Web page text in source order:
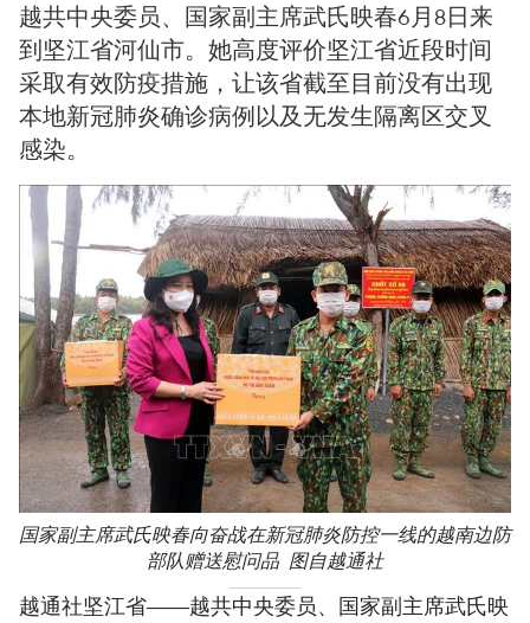
越共中央委员、国家副主席武氏映春6月8日来
到坚江省河仙市。她高度评价坚江省近段时间
采取有效防疫措施，让该省截至目前没有出现
本地新冠肺炎确诊病例以及无发生隔离区交叉
感染。
国家副主席武氏映春向奋战在新冠肺炎防控一线的越南边防
部队赠送慰问品 图自越通社
越通社坚江省——越共中央委员、国家副主席武氏映